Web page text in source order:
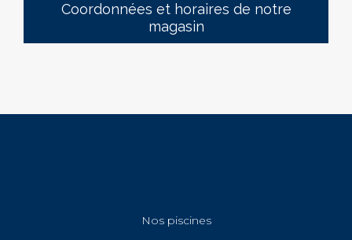
Coordonnées et horaires de notre
magasin
Nos piscines